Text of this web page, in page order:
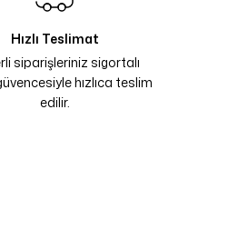
Hızlı Teslimat
siparişleriniz sigortalı
hızlıca teslim
edilir.